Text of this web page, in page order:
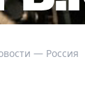
— Россия